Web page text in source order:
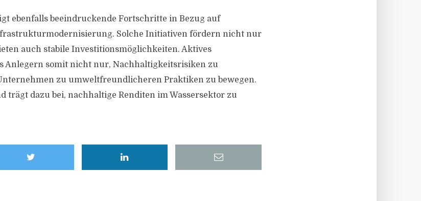
ebenfalls beeindruckende Fortschritte in Bezug auf
Solche Initiativen fördern nicht nur
auch stabile Investitionsmöglichkeiten. Aktives
Anlegern somit nicht nur, Nachhaltigkeitsrisiken zu
zu umweltfreundlicheren Praktiken zu bewegen.
trägt dazu bei, nachhaltige Renditen im Wassersektor zu